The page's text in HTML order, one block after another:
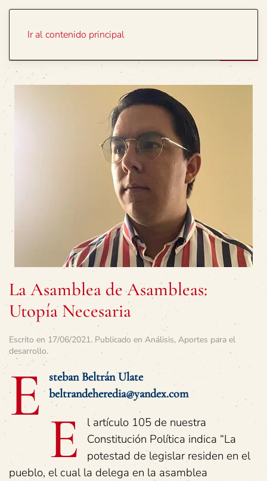
Ir al contenido principal
La Asamblea de Asambleas:
Utopía Necesaria
Escrito en 17/06/2021. Publicado en Análisis, Aportes para el
desarrollo.
E
steban Beltrán Ulate
beltrandeheredia@yandex.com
E
l artículo 105 de nuestra
Constitución Política indica “La
potestad de legislar residen en el
pueblo, el cual la delega en la asamblea